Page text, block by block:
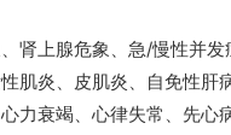
肾上腺危象、急/慢性并
炎、皮肌炎、自免性
力衰竭、心律失常、先